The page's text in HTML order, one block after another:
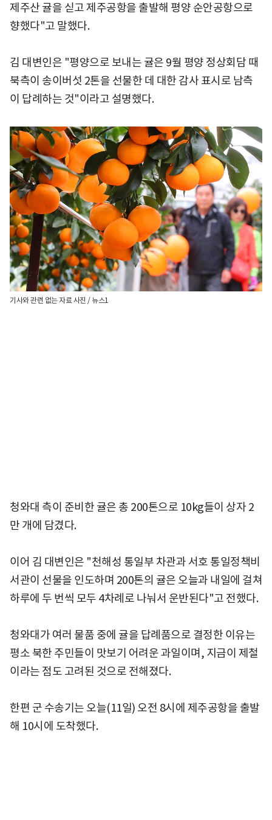
제주산 귤을 싣고 제주공항을 출발해 평양 순안공항으로
향했다"고 말했다.
김 대변인은 "평양으로 보내는 귤은 9월 평양 정상회담 때
북측이 송이버섯 2톤을 선물한 데 대한 감사 표시로 남측
이 답례하는 것"이라고 설명했다.
기사와 관련 없는 자료 사진 / 뉴스1
청와대 측이 준비한 귤은 총 200톤으로 10kg들이 상자 2
만 개에 담겼다.
이어 김 대변인은 "천해성 통일부 차관과 서호 통일정책비
서관이 선물을 인도하며 200톤의 귤은 오늘과 내일에 걸쳐
하루에 두 번씩 모두 4차례로 나눠서 운반된다"고 전했다.
청와대가 여러 물품 중에 귤을 답례품으로 결정한 이유는
평소 북한 주민들이 맛보기 어려운 과일이며, 지금이 제철
이라는 점도 고려된 것으로 전해졌다.
한편 군 수송기는 오늘(11일) 오전 8시에 제주공항을 출발
해 10시에 도착했다.